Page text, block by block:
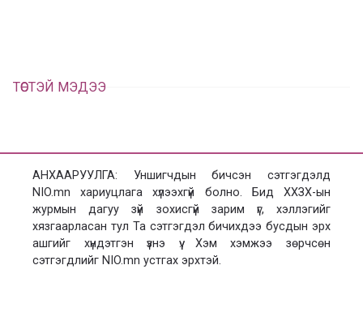
ТӨСТЭЙ МЭДЭЭ
АНХААРУУЛГА: Уншигчдын бичсэн сэтгэгдэлд
NIO.mn хариуцлага хүлээхгүй болно. Бид ХХЗХ-ын
журмын дагуу зүй зохисгүй зарим үг, хэллэгийг
хязгаарласан тул Та сэтгэгдэл бичихдээ бусдын эрх
ашгийг хүндэтгэн үзнэ үү. Хэм хэмжээ зөрчсөн
сэтгэгдлийг NIO.mn устгах эрхтэй.